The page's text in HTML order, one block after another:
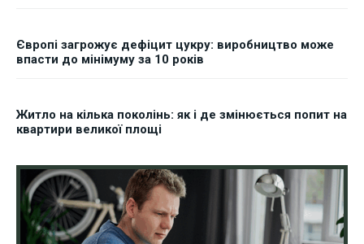
Європі загрожує дефіцит цукру: виробництво може
впасти до мінімуму за 10 років
Житло на кілька поколінь: як і де змінюється попит на
квартири великої площі